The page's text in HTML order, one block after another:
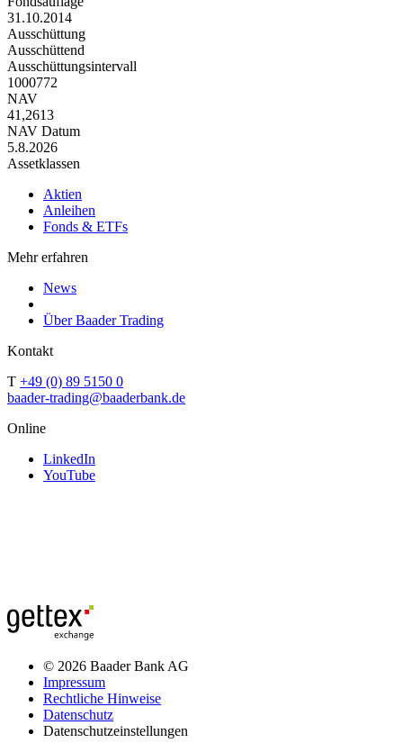
31.10.2014
Ausschüttung
Ausschüttend
Ausschüttungsintervall
1000772
NAV
41,2613
NAV Datum
5.8.2026
Assetklassen
Aktien
Anleihen
Fonds & ETFs
Mehr erfahren
News
Über Baader Trading
Kontakt
T +49 (0) 89 5150 0
baader-trading@baaderbank.de
Online
LinkedIn
YouTube
© 2026 Baader Bank AG
Impressum
Rechtliche Hinweise
Datenschutz
Datenschutzeinstellungen